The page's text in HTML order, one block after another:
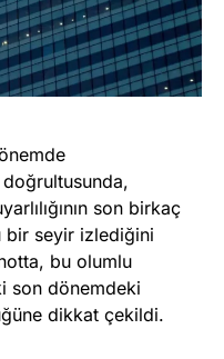
son birkaç
bir seyir izlediğini
bu olumlu
son dönemdeki
dikkat çekildi.